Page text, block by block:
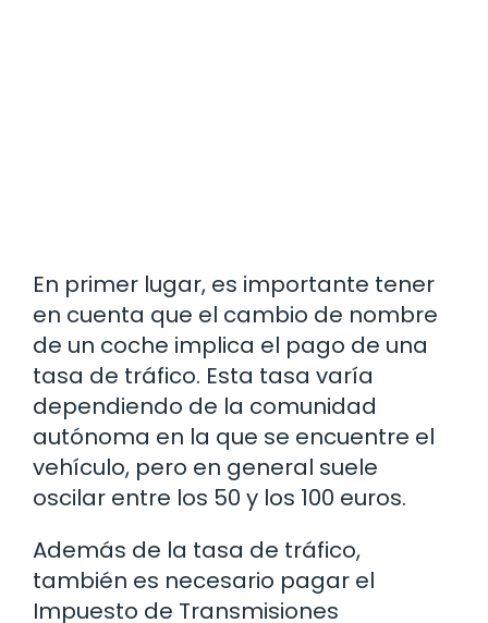
En primer lugar, es importante tener
en cuenta que el cambio de nombre
de un coche implica el pago de una
tasa de tráfico. Esta tasa varía
dependiendo de la comunidad
autónoma en la que se encuentre el
vehículo, pero en general suele
oscilar entre los 50 y los 100 euros.
Además de la tasa de tráfico,
también es necesario pagar el
Impuesto de Transmisiones